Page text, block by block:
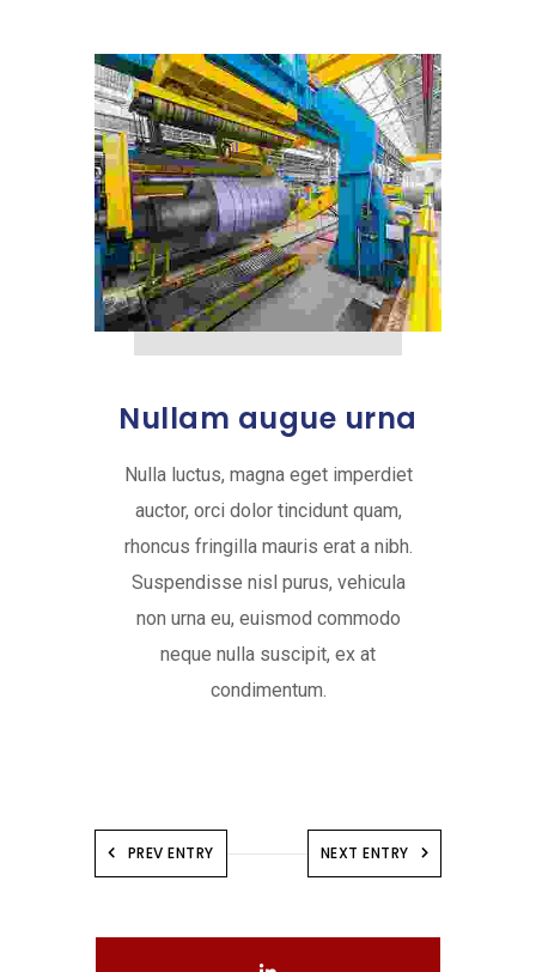
Nullam augue urna
Nulla luctus, magna eget imperdiet
auctor, orci dolor tincidunt quam,
rhoncus fringilla mauris erat a nibh.
Suspendisse nisl purus, vehicula
non urna eu, euismod commodo
neque nulla suscipit, ex at
condimentum.
PREV ENTRY NEXT ENTRY